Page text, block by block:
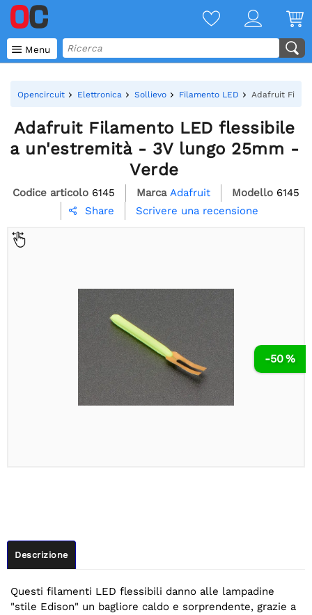
 Menu
Opencircuit Elettronica Sollievo Filamento LED Adafruit
Adafruit Filamento LED flessibile
a un'estremità - 3V lungo 25mm -
Verde
Codice articolo 6145 Marca Adafruit Modello 6145
 Share Scrivere una recensione
-50 %
Descrizione
Questi filamenti LED flessibili danno alle lampadine
"stile Edison" un bagliore caldo e sorprendente, grazie a